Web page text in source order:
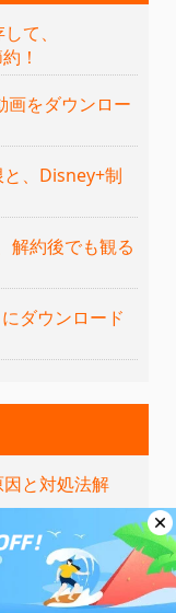
て、
！
画をダウンロー
、Disney+制
解約後でも観る
ダウンロード
因と対処法解
い？Q&A で対